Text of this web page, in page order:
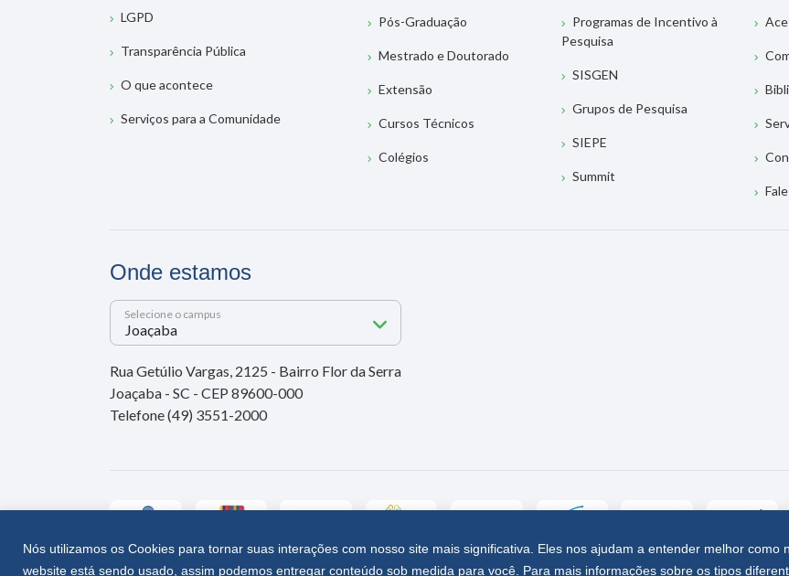
Nós utilizamos os Cookies para tornar suas interações com nosso site mais significativa. Eles nos ajudam a entender melhor como
website está sendo usado, assim podemos entregar conteúdo sob medida para você. Para mais informações sobre os tipos
LGPD
Transparência Pública
O que acontece
Serviços para a Comunidade
Pós-Graduação
Mestrado e Doutorado
Extensão
Cursos Técnicos
Colégios
Programas de Incentivo à
Pesquisa
SISGEN
Grupos de Pesquisa
SIEPE
Summit
Onde estamos
Selecione o campus
Rua Getúlio Vargas, 2125 - Bairro Flor da Serra
Joaçaba - SC - CEP 89600-000
Telefone (49) 3551-2000